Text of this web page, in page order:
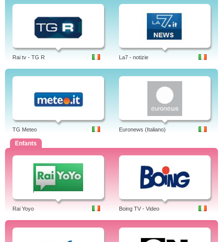
Rai tv - TG R La7 - notizie
TG Meteo Euronews (Italiano)
Enfants
Rai Yoyo Boing TV - Video